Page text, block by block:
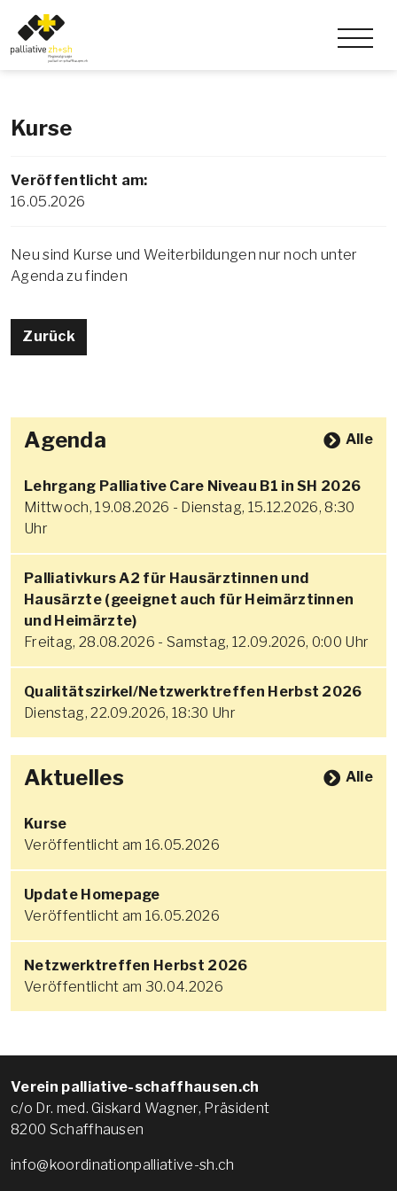
Kurse
Veröffentlicht am:
16.05.2026
Neu sind Kurse und Weiterbildungen nur noch unter
Agenda zu finden
Zurück
Agenda Alle
Lehrgang Palliative Care Niveau B1 in SH 2026
Mittwoch, 19.08.2026 - Dienstag, 15.12.2026, 8:30
Uhr
Palliativkurs A2 für Hausärztinnen und
Hausärzte (geeignet auch für Heimärztinnen
und Heimärzte)
Freitag, 28.08.2026 - Samstag, 12.09.2026, 0:00 Uhr
Qualitätszirkel/Netzwerktreffen Herbst 2026
Dienstag, 22.09.2026, 18:30 Uhr
Aktuelles Alle
Kurse
Veröffentlicht am 16.05.2026
Update Homepage
Veröffentlicht am 16.05.2026
Netzwerktreffen Herbst 2026
Veröffentlicht am 30.04.2026
Verein palliative-schaffhausen.ch
c/o Dr. med. Giskard Wagner, Präsident
8200 Schaffhausen
info@koordinationpalliative-sh.ch